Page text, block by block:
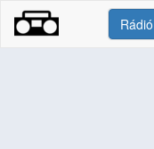
Rádió